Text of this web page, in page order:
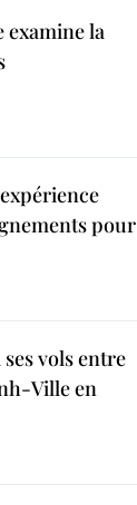
examine la
pour
vols entre
Ville en